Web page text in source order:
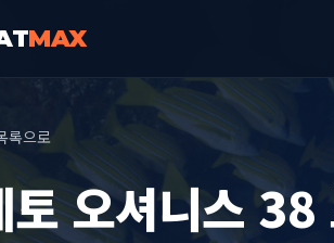
MAX
록으로
토 오셔니스